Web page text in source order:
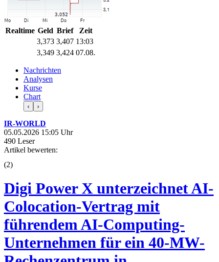
Realtime Geld Brief
Zeit
3,373 3,407 13:03
3,349 3,424 07.08.
Nachrichten
Analysen
Kurse
Chart
‹ ›
IR-WORLD
05.05.2026 15:05 Uhr
490 Leser
Artikel bewerten:
(2)
Digi Power X unterzeichnet AI-
Colocation-Vertrag mit
führendem AI-Computing-
Unternehmen für ein 40-MW-